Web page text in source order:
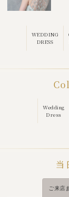
WEDDING
DRESS
Wedding
Dress
当
ご来店